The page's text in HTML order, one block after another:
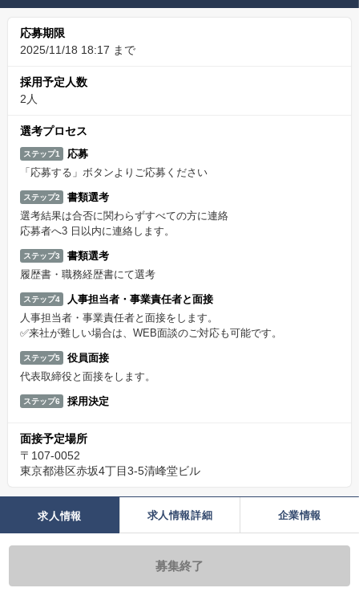
応募期限
2025/11/18 18:17 まで
採用予定人数
2人
選考プロセス
ステップ1
応募
「応募する」ボタンよりご応募ください
ステップ2
書類選考
選考結果は合否に関わらずすべての方に連絡
応募者へ3 日以内に連絡します。
ステップ3
書類選考
履歴書・職務経歴書にて選考
ステップ4
人事担当者・事業責任者と面接
人事担当者・事業責任者と面接をします。
✅来社が難しい場合は、WEB面談のご対応も可能です。
ステップ5
役員面接
代表取締役と面接をします。
ステップ6 採用決定
面接予定場所
〒107-0052
東京都港区赤坂4丁目3-5清峰堂ビル
求人情報 求人情報詳細 企業情報
募集終了